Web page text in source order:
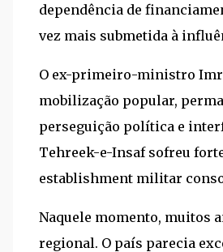
dependência de
vez mais submetida à
O ex-primeiro-ministro
mobilização popular,
perseguição política e
Tehreek-e-Insaf sofreu
establishment militar
Naquele momento, muitos
regional. O país parecia